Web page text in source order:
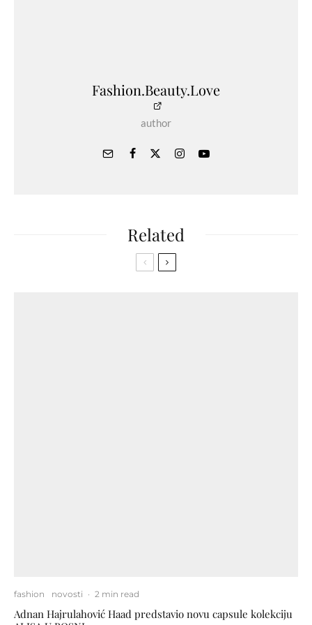
Fashion.Beauty.Love
author
Related
fashion novosti · 2 min read
Adnan Hajrulahović Haad predstavio novu capsule kolekciju